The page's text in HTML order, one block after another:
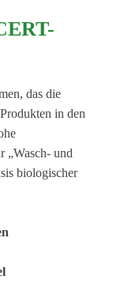
das die
in den
„Wasch- und
biologischer